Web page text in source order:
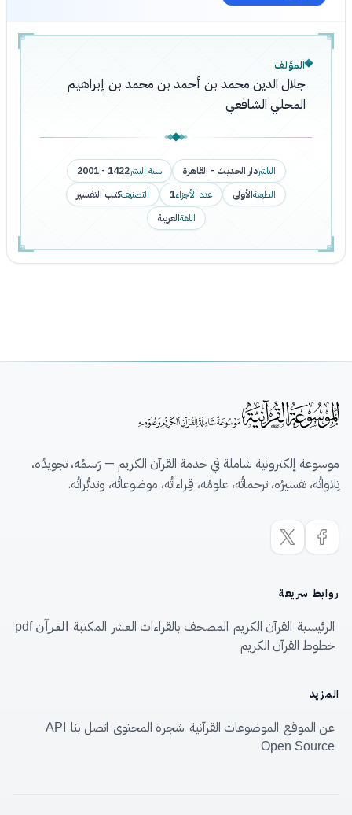
المؤلف
جلال الدين محمد بن أحمد بن محمد بن إبراهيم
المحلي الشافعي
الناشردار الحديث - القاهرة سنة النشر1422 - 2001
الطبعةالأولى عدد الأجزاء1 التصنيفكتب التفسير
اللغةالعربية
موسوعة إلكترونية شاملة في خدمة القرآن الكريم — رَسمُه، تجويدُه،
تِلاواتُه، تفسيرُه، ترجماتُه، علومُه، قِراءاتُه، موضوعاتُه، وتدبُّراتُه.
روابط سريعة
الرئيسية القرآن الكريم المصحف بالقراءات العشر المكتبة القرآن pdf
خطوط القرآن الكريم
المزيد
عن الموقع الموضوعات القرآنية شجرة المحتوى اتصل بنا
API
Open Source